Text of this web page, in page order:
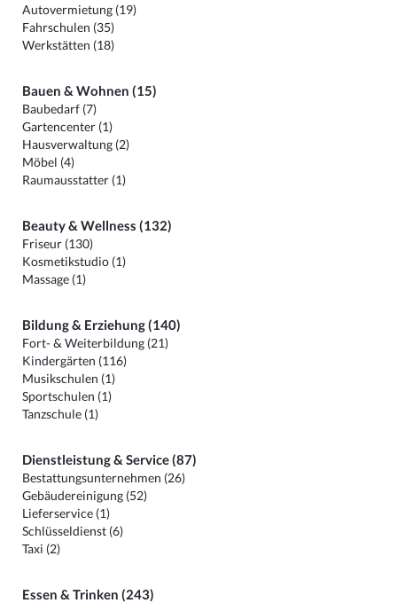
Autovermietung (19)
Fahrschulen (35)
Werkstätten (18)
Bauen & Wohnen (15)
Baubedarf (7)
Gartencenter (1)
Hausverwaltung (2)
Möbel (4)
Raumausstatter (1)
Beauty & Wellness (132)
Friseur (130)
Kosmetikstudio (1)
Massage (1)
Bildung & Erziehung (140)
Fort- & Weiterbildung (21)
Kindergärten (116)
Musikschulen (1)
Sportschulen (1)
Tanzschule (1)
Dienstleistung & Service (87)
Bestattungsunternehmen (26)
Gebäudereinigung (52)
Lieferservice (1)
Schlüsseldienst (6)
Taxi (2)
Essen & Trinken (243)